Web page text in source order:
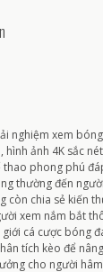
nghiệm xem
hình ảnh 4K sắc
thao phong phú
thường đến
còn chia sẻ kiến
xem nắm bắt
giới cá cược bóng
tích kèo để
cho người